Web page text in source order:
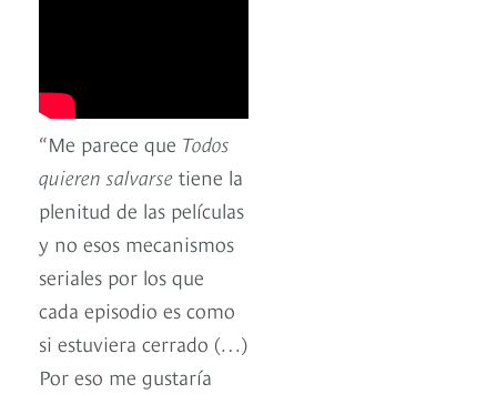
“Me parece que Todos
quieren salvarse tiene la
plenitud de las películas
y no esos mecanismos
seriales por los que
cada episodio es como
si estuviera cerrado (…)
Por eso me gustaría